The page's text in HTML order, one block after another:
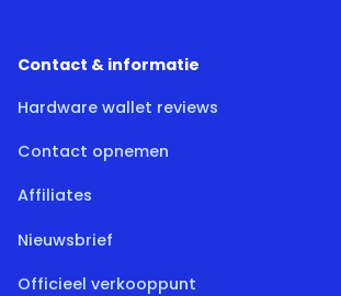
Contact & informatie
Hardware wallet reviews
Contact opnemen
Affiliates
Nieuwsbrief
Officieel verkooppunt